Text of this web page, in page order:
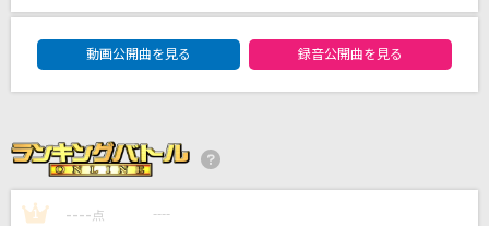
松本伊代
[生音]ドライフラワー
きゅーすとのうた
DAM★ともボーカルエントリーランキング
動画公開曲を見る
録音公開曲を見る
1 ---- 点 ----